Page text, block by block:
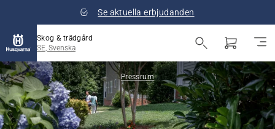
Se aktuella erbjudanden
Skog & trädgård
SE, Svenska
Pressrum